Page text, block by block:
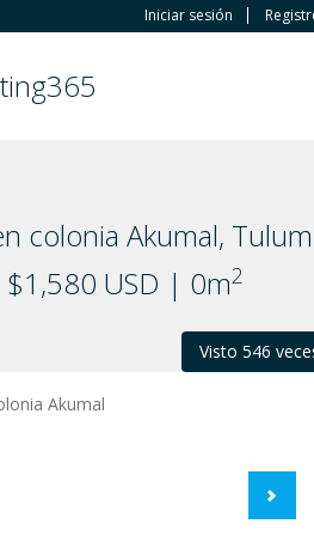
Iniciar sesión
colonia Akumal,
USD | 0m2
Visto 546